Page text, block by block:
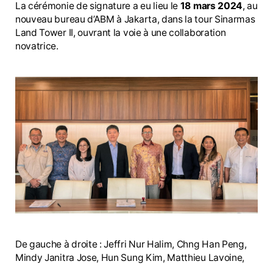
La cérémonie de signature a eu lieu le 18 mars 2024, au
nouveau bureau d’ABM à Jakarta, dans la tour Sinarmas
Land Tower II, ouvrant la voie à une collaboration
novatrice.
De gauche à droite : Jeffri Nur Halim, Chng Han Peng,
Mindy Janitra Jose, Hun Sung Kim, Matthieu Lavoine,